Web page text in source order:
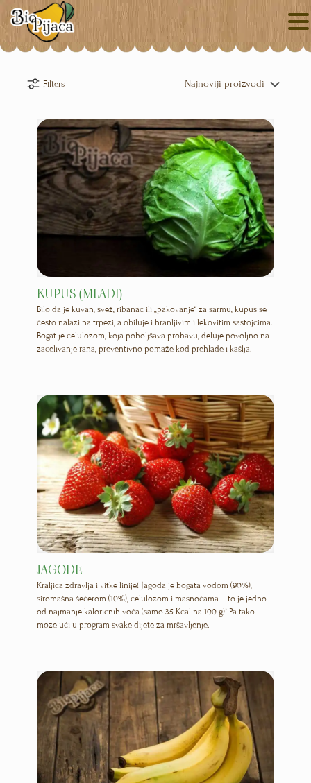
Filters
KUPUS (MLADI)
Bilo da je kuvan, svež, ribanac ili „pakovanje“ za sarmu, kupus se
često nalazi na trpezi, a obiluje i hranljivim i lekovitim sastojcima.
Bogat je celulozom, koja poboljšava probavu, deluje povoljno na
zacelivanje rana, preventivno pomaže kod prehlade i kašlja.
JAGODE
Kraljica zdravlja i vitke linije! Jagoda je bogata vodom (90%),
siromašna šećerom (10%), celulozom i masnoćama – to je jedno
od najmanje kaloričnih voća (samo 35 Kcal na 100 g)! Pa tako
moze ući u program svake dijete za mršavljenje.